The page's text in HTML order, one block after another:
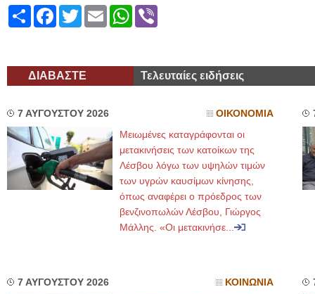
ShareFacebook
TwitterEmailWhatsApp
ΔΙΑΒΑΣΤΕ Τελευταίες ειδήσεις
7 ΑΥΓΟΥΣΤΟΥ 2026 ΟΙΚΟΝΟΜΙΑ
Μειωμένες καταγράφονται οι
μετακινήσεις των κατοίκων της
Λέσβου λόγω των υψηλών τιμών
των υγρών καυσίμων κίνησης,
όπως αναφέρει ο πρόεδρος των
βενζινοπωλών Λέσβου, Γιώργος
Μάλλης. «Οι μετακινήσε...
7 ΑΥΓΟΥΣΤΟΥ 2026 ΚΟΙΝΩΝΙΑ